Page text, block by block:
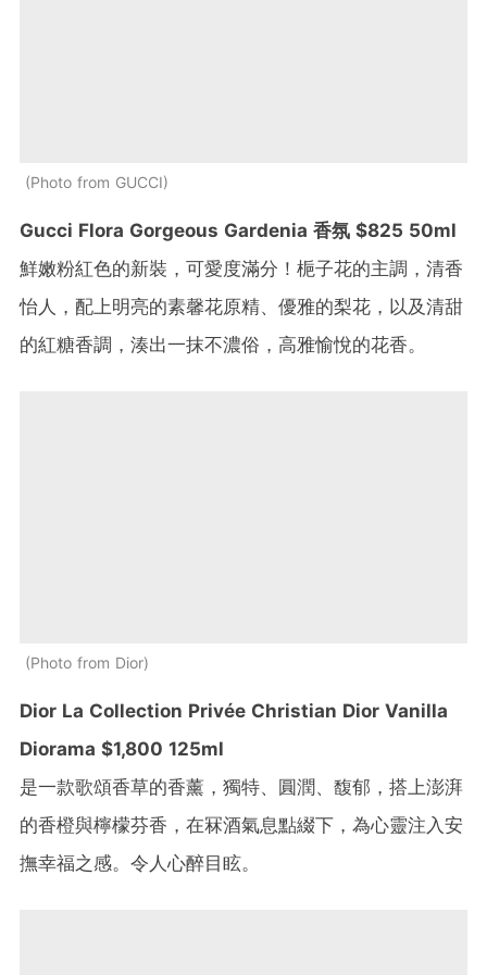
Photo from GUCCI
Gucci Flora Gorgeous Gardenia 香氛 $825 50ml
鮮嫩粉紅色的新裝，可愛度滿分！梔子花的主調，清香
怡人，配上明亮的素馨花原精、優雅的梨花，以及清甜
的紅糖香調，湊出一抹不濃俗，高雅愉悅的花香。
Photo from Dior
Dior La Collection Privée Christian Dior Vanilla
Diorama $1,800 125ml
是一款歌頌香草的香薰，獨特、圓潤、馥郁，搭上澎湃
的香橙與檸檬芬香，在冧酒氣息點綴下，為心靈注入安
撫幸福之感。令人心醉目眩。